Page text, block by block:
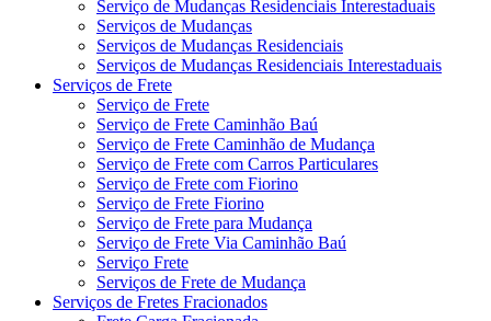
Serviço de Mudanças Residenciais Interestaduais
Serviços de Mudanças
Serviços de Mudanças Residenciais
Serviços de Mudanças Residenciais Interestaduais
Serviços de Frete
Serviço de Frete
Serviço de Frete Caminhão Baú
Serviço de Frete Caminhão de Mudança
Serviço de Frete com Carros Particulares
Serviço de Frete com Fiorino
Serviço de Frete Fiorino
Serviço de Frete para Mudança
Serviço de Frete Via Caminhão Baú
Serviço Frete
Serviços de Frete de Mudança
Serviços de Fretes Fracionados